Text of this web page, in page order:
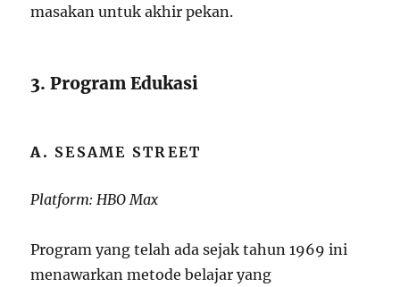
masakan untuk akhir pekan.
3. Program Edukasi
A. SESAME STREET
Platform: HBO Max
Program yang telah ada sejak tahun 1969 ini
menawarkan metode belajar yang